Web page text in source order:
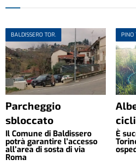
BALDISSERO TOR.
Parcheggio
sbloccato
Il Comune di Baldissero
potrà garantire l’accesso
all’area di sosta di via
Roma
PINO
È